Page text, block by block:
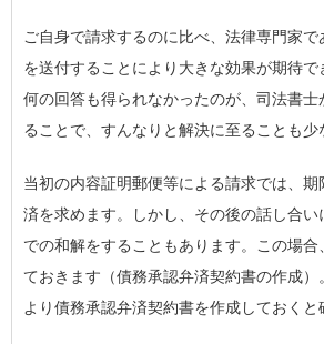
ご自身で請求するのに比べ、法律専門家
を送付することにより大きな効果が期待で
何の回答も得られなかったのが、司法書士
ることで、すんなりと解決に至ることも少
当初の内容証明郵便等による請求では、期
済を求めます。しかし、その後の話し合
での和解をすることもあります。この場合
ておきます（債務承認弁済契約書の作成）
より債務承認弁済契約書を作成しておくと